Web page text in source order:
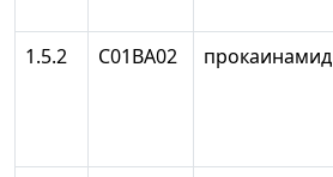
1.5.2 С01ВА02 прокаинамид